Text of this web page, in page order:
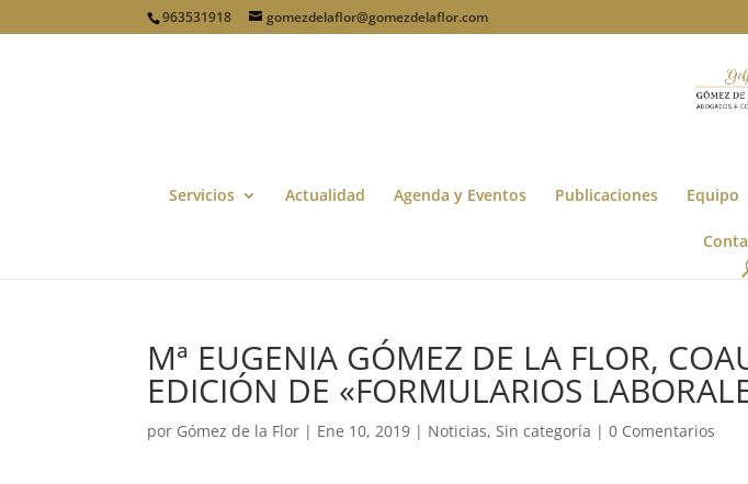
963531918 gomezdelaflor@gomezdelaflor.com
Servicios Actualidad Agenda y Eventos Publicaciones Equipo
Mª EUGENIA GÓMEZ DE LA FLOR,
EDICIÓN DE «FORMULARIOS
por Gómez de la Flor | Ene 10, 2019 | Noticias,Sin categoría |0 Comentarios